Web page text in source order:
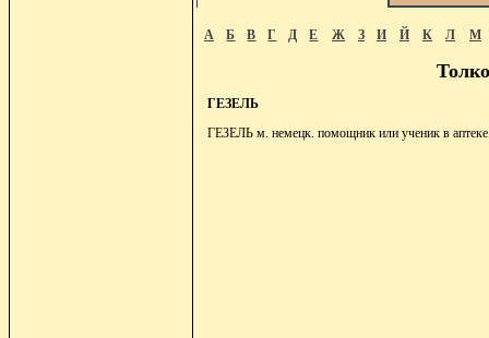
А Б В Г Д Е Ж З И Й К Л М
ГЕЗЕЛЬ
ГЕЗЕЛЬ м. немецк. помощник или ученик в